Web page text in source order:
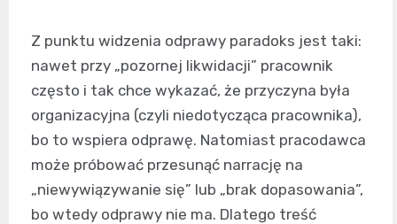
Z punktu widzenia odprawy paradoks jest taki:
nawet przy „pozornej likwidacji” pracownik
często i tak chce wykazać, że przyczyna była
organizacyjna (czyli niedotycząca pracownika),
bo to wspiera odprawę. Natomiast pracodawca
może próbować przesunąć narrację na
„niewywiązywanie się” lub „brak dopasowania”,
bo wtedy odprawy nie ma. Dlatego treść